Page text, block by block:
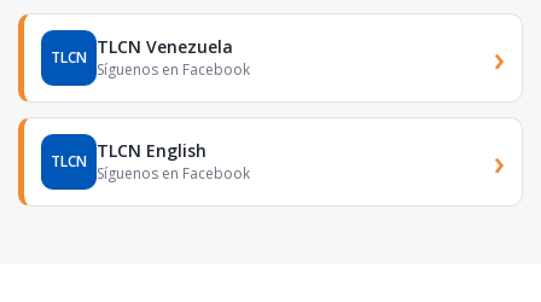
TLCN TLCN Venezuela
Síguenos en Facebook ›
TLCN TLCN English
Síguenos en Facebook ›